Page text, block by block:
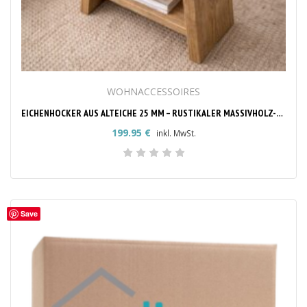
WOHNACCESSOIRES
EICHENHOCKER AUS ALTEICHE 25 MM – RUSTIKALER MASSIVHOLZ-HOCKER
199.95 € inkl. MwSt.
Save